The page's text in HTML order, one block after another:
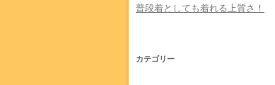
普段着としても着れる上質さ！
カテゴリー